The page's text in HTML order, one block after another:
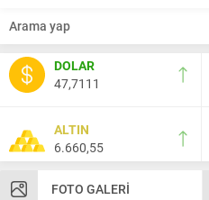
DOLAR
47,7111
ALTIN
6.660,55
FOTO GALERI